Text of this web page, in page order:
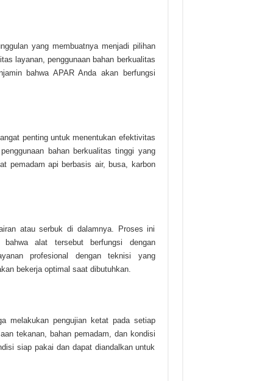
yang membuatnya menjadi pilihan
layanan, penggunaan bahan berkualitas
bahwa APAR Anda akan berfungsi
penting untuk menentukan efektivitas
bahan berkualitas tinggi yang
pemadam api berbasis air, busa, karbon
atau serbuk di dalamnya. Proses ini
alat tersebut berfungsi dengan
profesional dengan teknisi yang
bekerja optimal saat dibutuhkan.
melakukan pengujian ketat pada setiap
tekanan, bahan pemadam, dan kondisi
siap pakai dan dapat diandalkan untuk